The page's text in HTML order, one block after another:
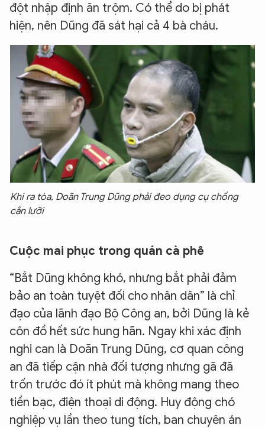
đột nhập định ăn trộm. Có thể do bị phát
hiện, nên Dũng đã sát hại cả 4 bà cháu.
Khi ra tòa, Doãn Trung Dũng phải đeo dụng cụ chống
cắn lưỡi
Cuộc mai phục trong quán cà phê
“Bắt Dũng không khó, nhưng bắt phải đảm
bảo an toàn tuyệt đối cho nhân dân” là chỉ
đạo của lãnh đạo Bộ Công an, bởi Dũng là kẻ
côn đồ hết sức hung hãn. Ngay khi xác định
nghi can là Doãn Trung Dũng, cơ quan công
an đã tiếp cận nhà đối tượng nhưng gã đã
trốn trước đó ít phút mà không mang theo
tiền bạc, điện thoại di động. Huy động chó
nghiệp vụ lần theo tung tích, ban chuyên án